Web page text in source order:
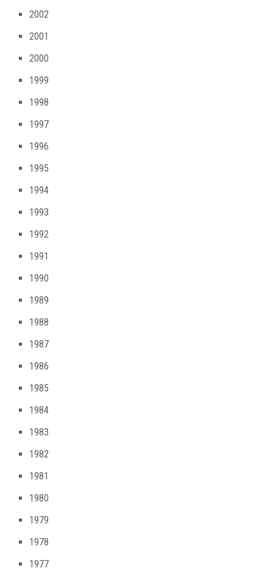
2002
2001
2000
1999
1998
1997
1996
1995
1994
1993
1992
1991
1990
1989
1988
1987
1986
1985
1984
1983
1982
1981
1980
1979
1978
1977